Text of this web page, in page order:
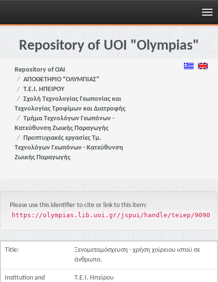
Skip
navigationRepository of UOI "Olympias"
Repository of OAI
ΑΠΟΘΕΤΗΡΙΟ "ΟΛΥΜΠΙΑΣ"
Τ.Ε.Ι. ΗΠΕΙΡΟΥ
Σχολή Τεχνολογίας Γεωπονίας και
Τεχνολογίας Τροφίμων και Διατροφής
Τμήμα Τεχνολόγων Γεωπόνων -
Κατεύθυνση Ζωικής Παραγωγής
Προπτυχιακές εργασίες Τμ.
Τεχνολόγων Γεωπόνων - Κατεύθυνση
Ζωικής Παραγωγής
Please use this identifier to cite or link to this item:
https://olympias.lib.uoi.gr/jspui/handle/teiep/9090
Title:
Ξενομεταμόσχευση - χρήση χοίρειου ιστού σε
άνθρωπο.
Institution and
Τ.Ε.Ι. Ηπείρου